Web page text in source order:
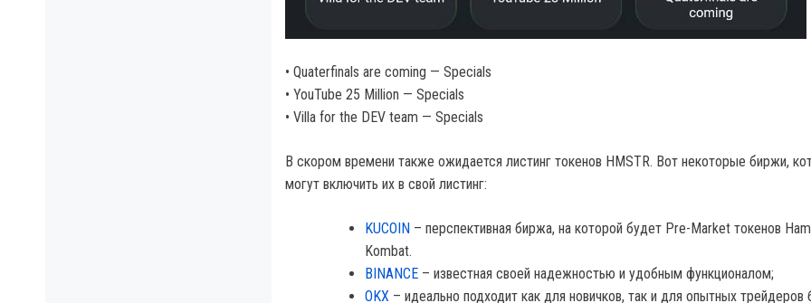
• Quaterfinals are coming — Specials
• YouTube 25 Million — Specials
• Villa for the DEV team — Specials
В скором времени также ожидается листинг токенов HMSTR. Вот некоторые биржи,
могут включить их в свой листинг:
KUCOIN – перспективная биржа, на которой будет Pre-Market токенов
Kombat.
BINANCE – известная своей надежностью и удобным функционалом;
OKX – идеально подходит как для новичков, так и для опытных трейдеров